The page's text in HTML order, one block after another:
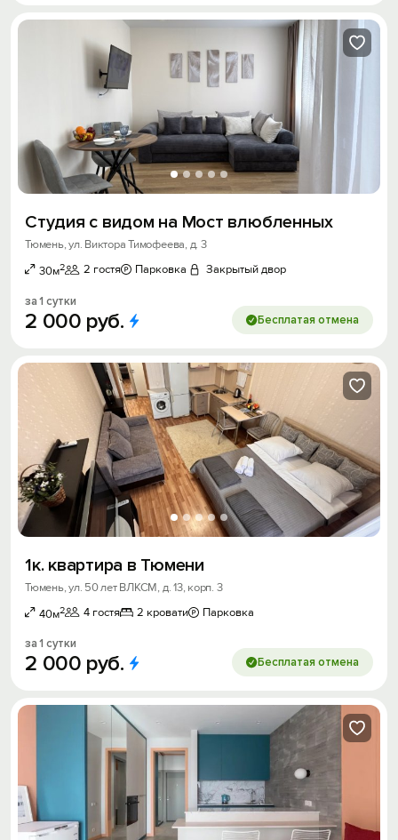
Студия с видом на Мост влюбленных
Тюмень, ул. Виктора Тимофеева, д. 3
30м2 2 гостя Парковка Закрытый двор
за 1 сутки
2 000 руб. Бесплатая отмена
1к. квартира в Тюмени
Тюмень, ул. 50 лет ВЛКСМ, д. 13, корп. 3
40м2 4 гостя 2 кровати Парковка
за 1 сутки
2 000 руб. Бесплатая отмена